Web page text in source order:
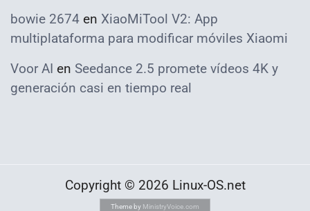
bowie 2674 en XiaoMiTool V2: App
multiplataforma para modificar móviles Xiaomi
Voor AI en Seedance 2.5 promete vídeos 4K y
generación casi en tiempo real
Copyright © 2026 Linux-OS.net
Theme by MinistryVoice.com